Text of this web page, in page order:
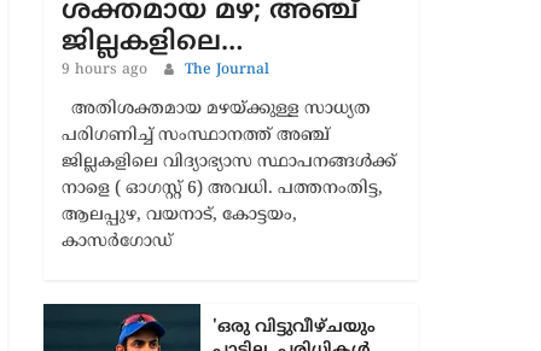
General
ശക്തമായ മഴ; അഞ്ച്
ജില്ലകളിലെ…
9 hours ago The Journal
അതിശക്തമായ മഴയ്ക്കുള്ള സാധ്യത
പരിഗണിച്ച് സംസ്ഥാനത്ത് അഞ്ച്
ജില്ലകളിലെ വിദ്യാഭ്യാസ സ്ഥാപനങ്ങള്‍ക്ക്
കാസര്‍ഗോഡ്